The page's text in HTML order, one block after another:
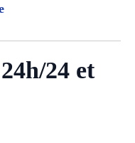
24 et